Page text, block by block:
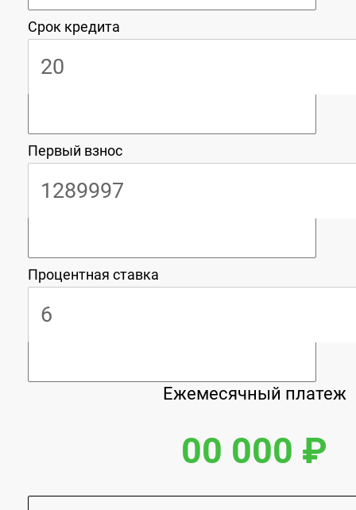
Срок кредита
Первый взнос
Процентная ставка
Ежемесячный платеж
00 000 ₽